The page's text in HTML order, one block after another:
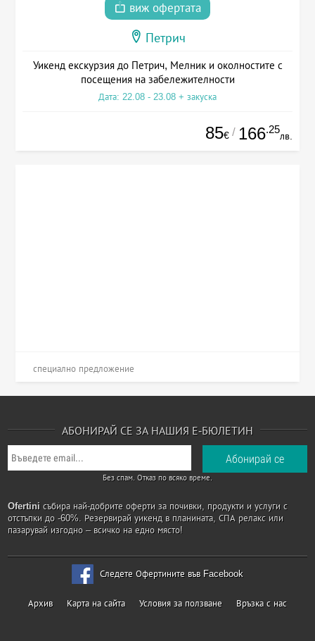
виж офертата
Петрич
Уикенд екскурзия до Петрич, Мелник и околностите с
посещения на забележителности
Дата: 22.08 - 23.08 + закуска
85€ / 166.25
лв.
специално предложение
АБОНИРАЙ СЕ ЗА НАШИЯ Е-БЮЛЕТИН
Без спам. Отказ по всяко време.
Ofertini събира най-добрите оферти за почивки, продукти и услуги с
отстъпки до -60%. Резервирай уикенд в планината, СПА релакс или
пазарувай изгодно – всичко на едно място!
Следете Офертините във Facebook
Архив Карта на сайта Условия за ползване Връзка с нас